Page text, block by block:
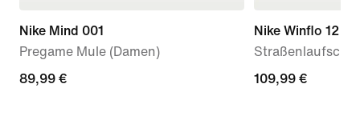
Nike Mind 001
Pregame Mule (Damen)
89,99 €
89,99 €
Nike Winflo 12
109,99 €
109,99 €